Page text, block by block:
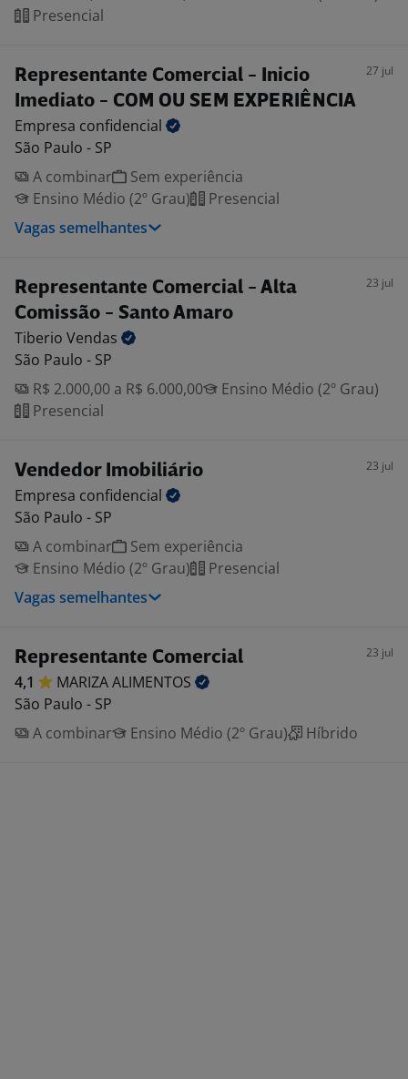
Presencial
Representante Comercial - Inicio
Imediato - COM OU SEM EXPERIÊNCIA
27 jul
Empresa confidencial
São Paulo - SP
A combinar
Sem experiência
Ensino Médio (2º Grau)
Presencial
Vagas semelhantes
Representante Comercial - Alta
Comissão - Santo Amaro
23 jul
Tiberio Vendas
São Paulo - SP
R$ 2.000,00 a R$ 6.000,00
Ensino Médio (2º Grau)
Presencial
Vendedor Imobiliário 23 jul
Empresa confidencial
São Paulo - SP
A combinar
Sem experiência
Ensino Médio (2º Grau)
Presencial
Vagas semelhantes
Representante Comercial 23 jul
4,1 MARIZAALIMENTOS
São Paulo - SP
A combinar
Ensino Médio (2º Grau) Híbrido